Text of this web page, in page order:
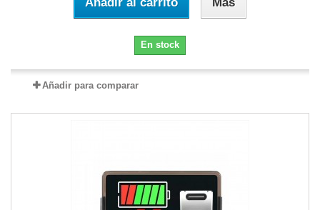
En stock
Añadir para comparar